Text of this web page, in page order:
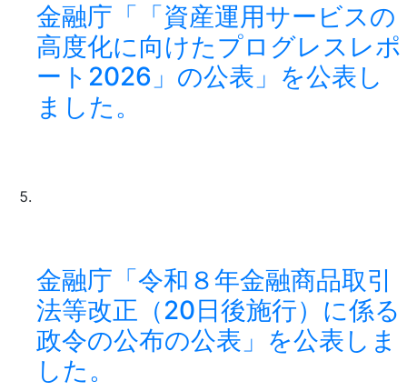
金融庁「「資産運用サービスの
高度化に向けたプログレスレポ
ート2026」の公表」を公表し
ました。
金融庁「令和８年金融商品取引
法等改正（20日後施行）に係る
政令の公布の公表」を公表しま
した。